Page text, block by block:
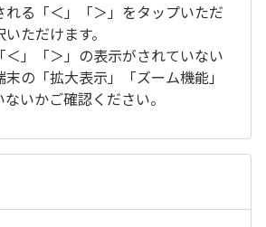
る「＜」「＞」をタップいただ
ただけます。
」「＞」の表示がされていない
の「拡大表示」「ズーム機能」
いかご確認ください。